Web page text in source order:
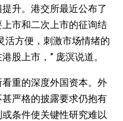
升。港交所最近公布了
市和二次上市的征询结
活方便，刺激市场情绪的
股上市，” 庞溟说道。
重的深度外国资本。外
严格的披露要求仍抱有
条件使关键性研究难以